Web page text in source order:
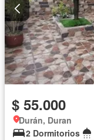
$ 55.000
Durán, Duran
2 Dormitorios